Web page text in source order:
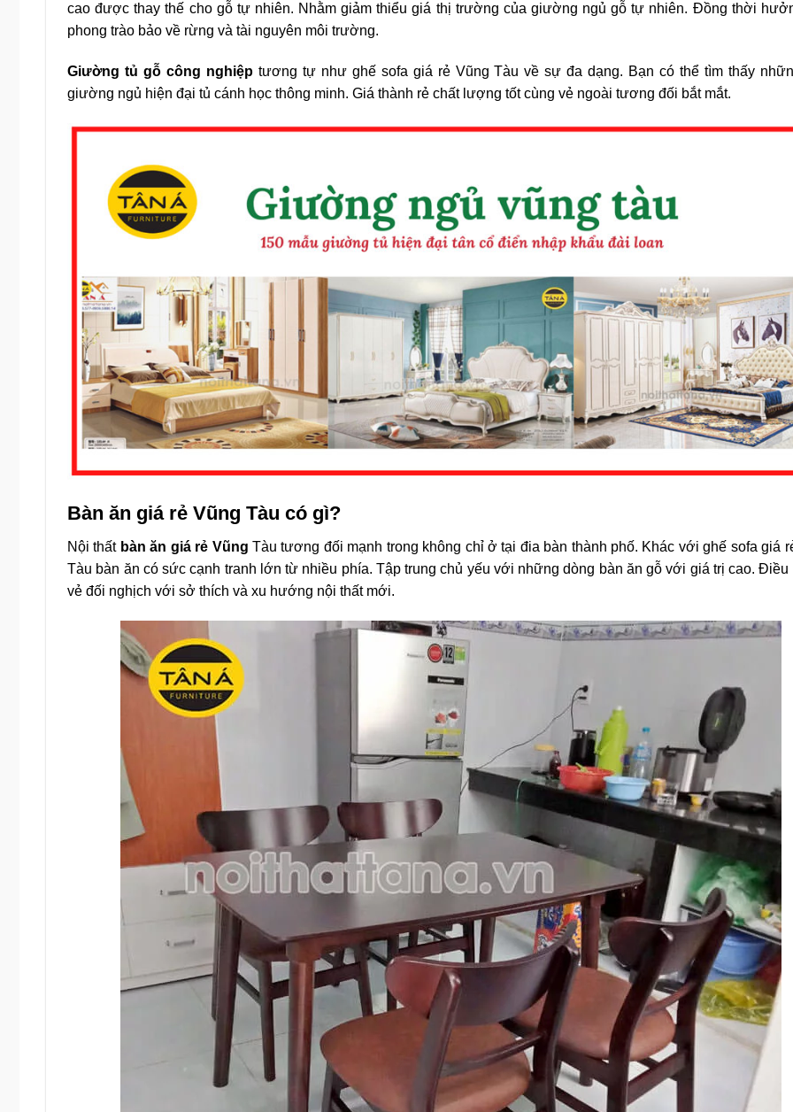
cao được thay thế cho gỗ tự nhiên. Nhằm giảm thiểu giá thị trường của giường ngủ gỗ tự nhiên. Đồng thời
phong trào bảo về rừng và tài nguyên môi trường.
Giường tủ gỗ công nghiệptương tự như ghế sofa giá rẻ Vũng Tàu về sự đa dạng. Bạn có thể tìm thấy
giường ngủ hiện đại tủ cánh học thông minh. Giá thành rẻ chất lượng tốt cùng vẻ ngoài tương đối bắt mắt.
Bàn ăn giá rẻ Vũng Tàu có gì?
Nội thất bàn ăn giá rẻ Vũng Tàu tương đối mạnh trong không chỉ ở tại đia bàn thành phố. Khác với ghế sofa giá
Tàu bàn ăn có sức cạnh tranh lớn từ nhiều phía. Tập trung chủ yếu với những dòng bàn ăn gỗ với giá trị cao. Điều
vẻ đối nghịch với sở thích và xu hướng nội thất mới.